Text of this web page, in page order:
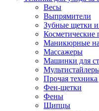
Часы
Весы
Выпрямители
Зубные щетки и
Косметические
Маникюрные
Массажеры
Машинки для
Прочая техника
Фен-щетки
Фены
Щипцы